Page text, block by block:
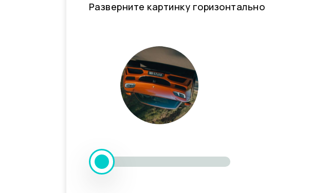
Разверните картинку горизонтально